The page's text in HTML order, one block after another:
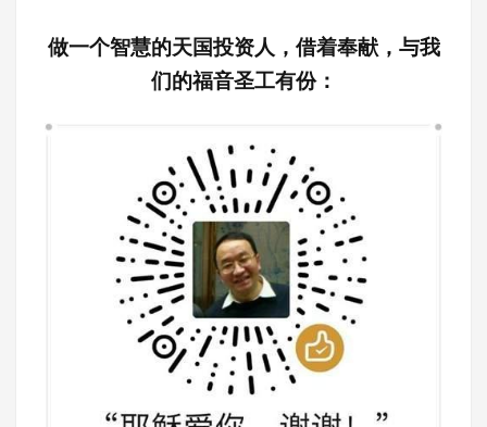
做一个智慧的天国投资人，借着奉献，与我
们的福音圣工有份：